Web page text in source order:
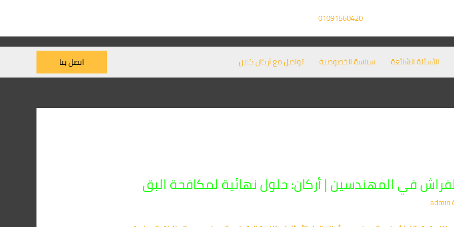
01091560420
الأسئلة الشائعة سياسة الخصوصية تواصل مع أركان كلين اتصل بنا
في المهندسين | أركان: حلول نهائية لمكافحة البق
admin